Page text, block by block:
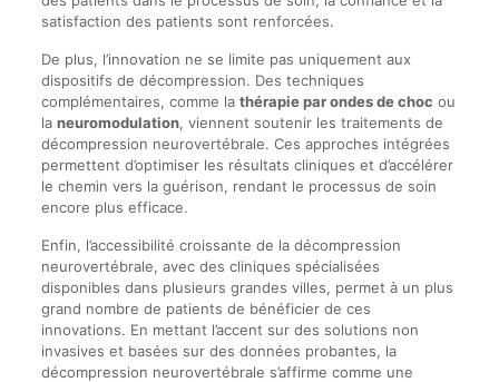
satisfaction des patients sont renforcées.
De plus, l’innovation ne se limite pas uniquement aux
dispositifs de décompression. Des techniques
complémentaires, comme la thérapie par ondes de choc ou
la neuromodulation, viennent soutenir les traitements de
décompression neurovertébrale. Ces approches intégrées
permettent d’optimiser les résultats cliniques et d’accélérer
le chemin vers la guérison, rendant le processus de soin
encore plus efficace.
Enfin, l’accessibilité croissante de la décompression
neurovertébrale, avec des cliniques spécialisées
disponibles dans plusieurs grandes villes, permet à un plus
grand nombre de patients de bénéficier de ces
innovations. En mettant l’accent sur des solutions non
invasives et basées sur des données probantes, la
décompression neurovertébrale s’affirme comme une